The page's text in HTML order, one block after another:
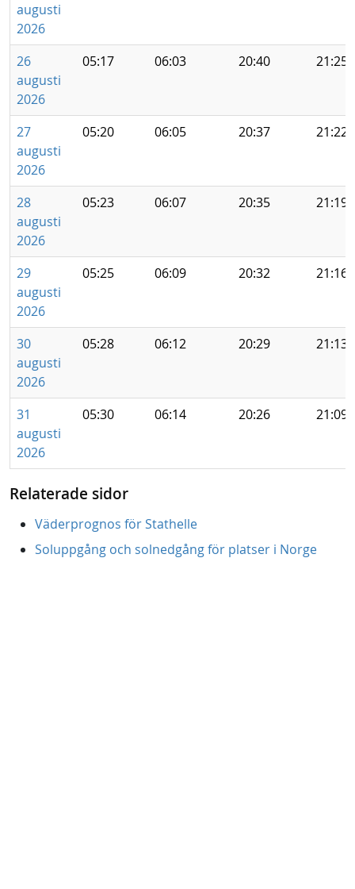
augusti
2026
26
augusti
2026
05:17 06:03 20:40 21:25
27
augusti
2026
05:20 06:05 20:37 21:22
28
augusti
2026
05:23 06:07 20:35 21:19
29
augusti
2026
05:25 06:09 20:32 21:16
30
augusti
2026
05:28 06:12 20:29 21:13
31
augusti
2026
05:30 06:14 20:26 21:09
Relaterade sidor
Väderprognos för Stathelle
Soluppgång och solnedgång för platser i Norge